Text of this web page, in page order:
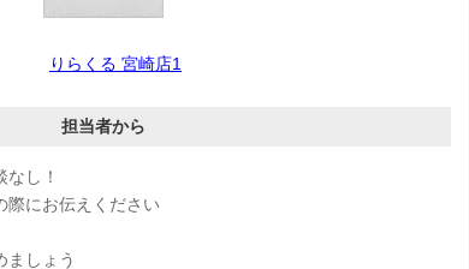
りらくる 宮崎店1
担当者から
し！
にお伝えください
ましょう